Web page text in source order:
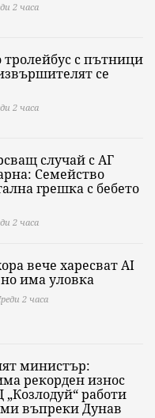
2 часа
тролейбус с пътници
се
2 часа
случай с АГ
Семейство
грешка с бебето
2 часа
вече харесват AI
има уловка
2 часа
министър:
рекорден износ
работи
въпреки Дунав